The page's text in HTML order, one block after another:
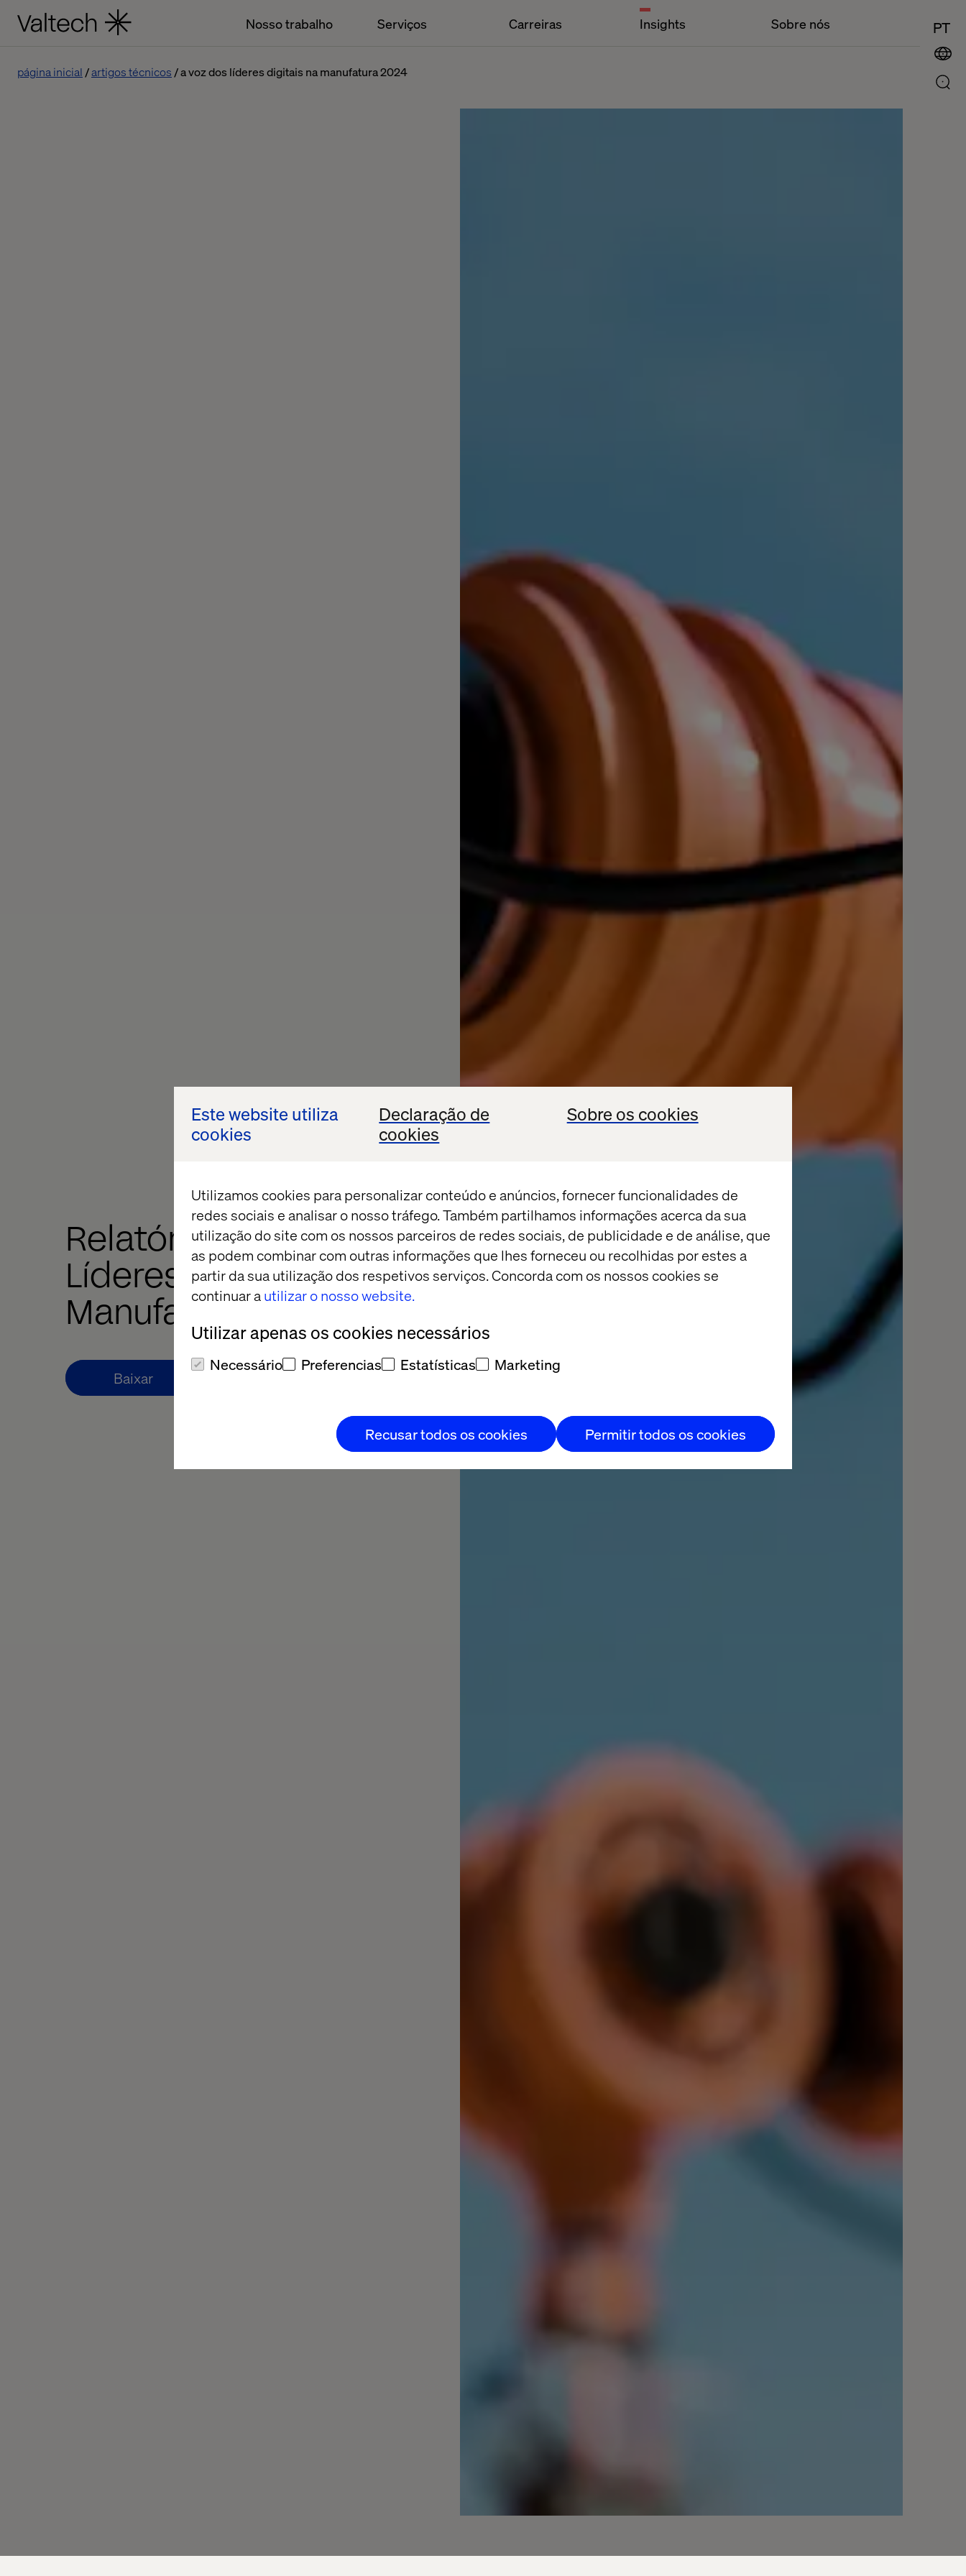
Este website utiliza
cookies
Declaração de
cookies
Sobre os cookies
Utilizamos cookies para personalizar conteúdo e anúncios, fornecer funcionalidades de
redes sociais e analisar o nosso tráfego. Também partilhamos informações acerca da sua
utilização do site com os nossos parceiros de redes sociais, de publicidade e de análise, que
as podem combinar com outras informações que lhes forneceu ou recolhidas por estes a
partir da sua utilização dos respetivos serviços. Concorda com os nossos cookies se
continuar autilizar o nosso website.
Utilizar apenas os cookies necessários
Necessário Preferencias Estatísticas Marketing
Recusar todos os cookies Permitir todos os cookies
Nosso trabalho Serviços Carreiras Insights Sobre nós PT
página inicial artigos técnicos a voz dos líderes digitais na manufatura 2024
Relatório A Voz dos
Líderes Digitais na
Manufatura 2024
Baixar